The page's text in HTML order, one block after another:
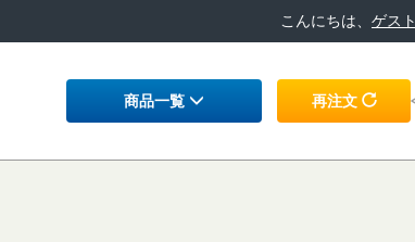
こんにちは、 ゲスト
商品一覧 再注文